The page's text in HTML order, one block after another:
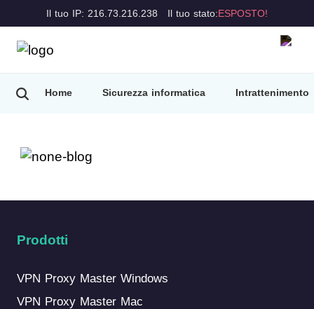
Il tuo IP: 216.73.216.238 Il tuo stato:ESPOSTO!
Home Sicurezza informatica Intrattenimento
Prodotti
VPN Proxy Master Windows
VPN Proxy Master Mac